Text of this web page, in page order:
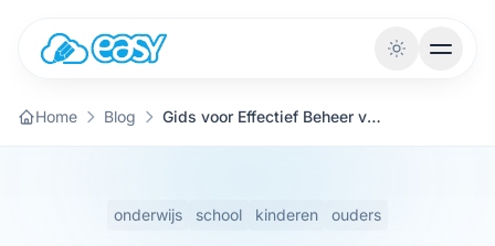
Home Blog Gids voor Effectief Beheer van een Kinderdagverblijf
onderwijs school kinderen ouders